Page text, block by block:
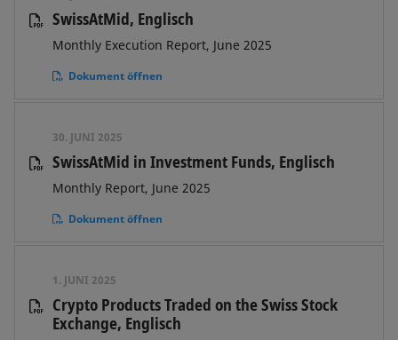
SwissAtMid, Englisch
Monthly Execution Report, June 2025
Dokument öffnen
30. JUNI 2025
SwissAtMid in Investment Funds, Englisch
Monthly Report, June 2025
Dokument öffnen
1. JUNI 2025
Crypto Products Traded on the Swiss Stock
Exchange, Englisch